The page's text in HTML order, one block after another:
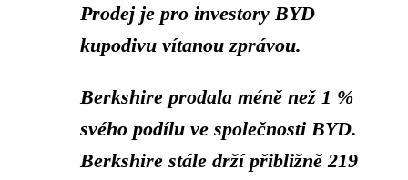
Prodej je pro investory BYD
kupodivu vítanou zprávou.
Berkshire prodala méně než 1 %
svého podílu ve společnosti BYD.
Berkshire stále drží přibližně 219